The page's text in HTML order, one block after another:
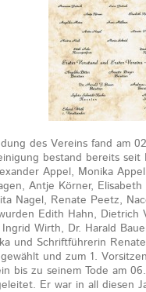
des Vereins fand am
bestand bereits
Appel, Monika
Antje Körner,
Nagel, Renate Peetz,
Edith Hahn, Dietrich
Wirth, Dr. Harald
und Schriftführerin
und zum 1.
bis zu seinem Tode am
Er war in all diesen